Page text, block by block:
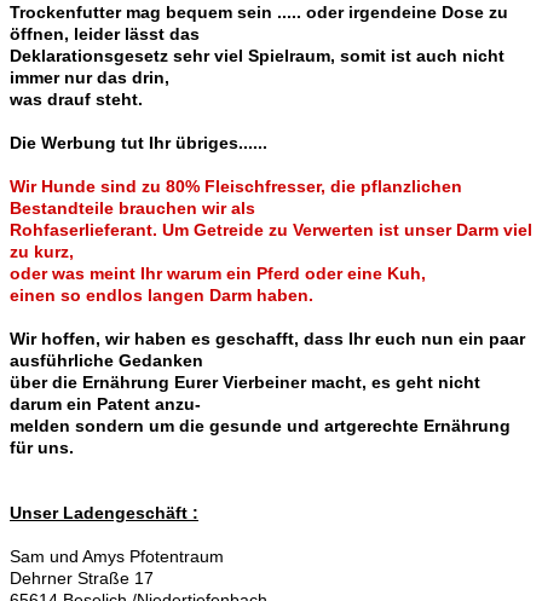
Trockenfutter mag bequem sein ..... oder irgendeine Dose zu
öffnen, leider lässt das
Deklarationsgesetz sehr viel Spielraum, somit ist auch nicht
immer nur das drin,
was drauf steht.
Die Werbung tut Ihr übriges......
Wir Hunde sind zu 80% Fleischfresser, die pflanzlichen
Bestandteile brauchen wir als
Rohfaserlieferant. Um Getreide zu Verwerten ist unser Darm viel
zu kurz,
oder was meint Ihr warum ein Pferd oder eine Kuh,
einen so endlos langen Darm haben.
Wir hoffen, wir haben es geschafft, dass Ihr euch nun ein paar
ausführliche Gedanken
über die Ernährung Eurer Vierbeiner macht, es geht nicht
darum ein Patent anzu-
melden sondern um die gesunde und artgerechte Ernährung
für uns.
Unser Ladengeschäft :
Sam und Amys Pfotentraum
Dehrner Straße 17